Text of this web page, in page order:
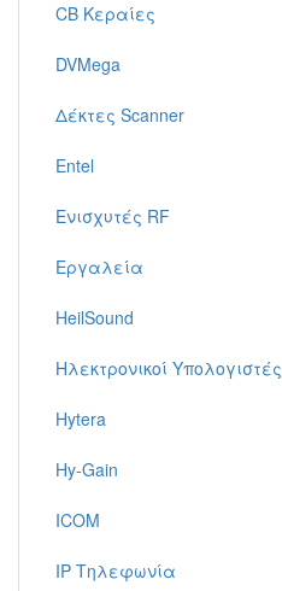
CB Κεραίες
DVMega
Δέκτες Scanner
Entel
Ενισχυτές RF
Εργαλεία
HeilSound
Ηλεκτρονικοί Υπολογιστές
Hytera
Hy-Gain
ICOM
IP Τηλεφωνία